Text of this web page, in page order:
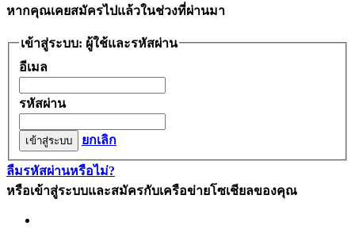
หากคุณเคยสมัครไปแล้วในช่วงที่ผ่านมา
เข้าสู่ระบบ: ผู้ใช้และรหัสผ่าน
อีเมล
รหัสผ่าน
เข้าสู่ระบบ ยกเลิก
ลืมรหัสผ่านหรือไม่?
หรือเข้าสู่ระบบและสมัครกับเครือข่ายโซเชียลของคุณ